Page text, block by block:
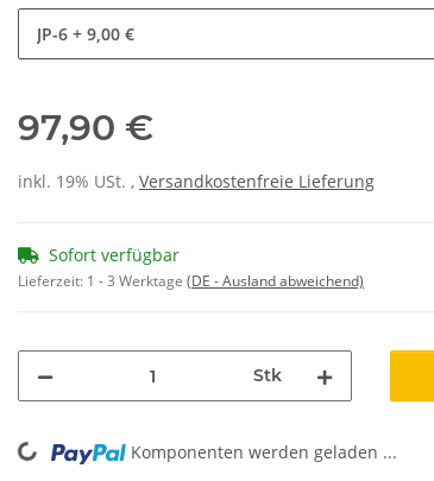
JP-6 + 9,00 €
97,90 €
inkl. 19% USt. , Versandkostenfreie Lieferung
Sofort verfügbar
Lieferzeit: 1 - 3 Werktage (DE - Ausland abweichend)
Stk
Komponenten werden geladen ...